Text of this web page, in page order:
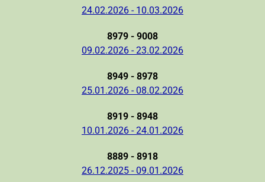
24.02.2026 - 10.03.2026
8979 - 9008
09.02.2026 - 23.02.2026
8949 - 8978
25.01.2026 - 08.02.2026
8919 - 8948
10.01.2026 - 24.01.2026
8889 - 8918
26.12.2025 - 09.01.2026